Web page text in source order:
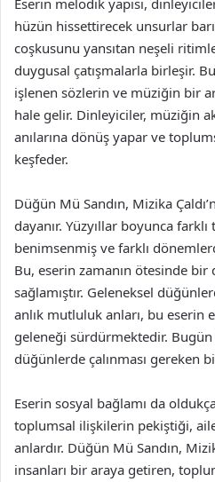
Eserin melodik yapısı,
hüzün hissettirecek unsurlar
coşkusunu yansıtan neşeli
duygusal çatışmalarla birleşir.
işlenen sözlerin ve müziğin bir
hale gelir. Dinleyiciler, müziğin
anılarına dönüş yapar ve
keşfeder.
Düğün Mü Sandın, Mizika
dayanır. Yüzyıllar boyunca
benimsenmiş ve farklı
Bu, eserin zamanın ötesinde bir
sağlamıştır. Geleneksel
anlık mutluluk anları, bu eserin
geleneği sürdürmektedir.
düğünlerde çalınması gereken
Eserin sosyal bağlamı da
toplumsal ilişkilerin pekiştiği,
anlardır. Düğün Mü Sandın,
insanları bir araya getiren,